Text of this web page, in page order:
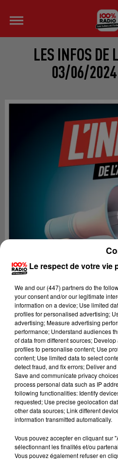
LES INFOS DE
03/06/
Lecture (4 min 7 sec)
100%
100% Radio les infos de
3 juin 2024 - 4 min 7 sec
Le respect de votre vie
We and our (447) partnersdo the
your consent and/or our legitimate
information on a device; Use limited
profiles for personalised advertising;
advertising; Measure advertising
performance; Understand audiences
of data from different sources;
profiles to personalise content; Use
content; Use limited data to select
detect fraud, and fix errors; Deliver
Save and communicate privacy
process personal data such as IP
following functionalities: Identify
requested; Use precise geolocation
other data sources; Link different
information transmitted automatically.
Vous pouvez accepter en cliquant sur
sélectionnant les finalités et/ou
Vous pouvez également refuser en